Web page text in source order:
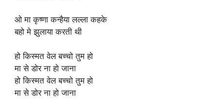
ओ मा कृष्णा कन्हैया लल्ला कहके
बहो मे झुलाया करती थी
हो किस्मत वेल बच्चो तुम हो
मा से डोर ना हो जाना
हो किस्मत वेल बच्चो तुम हो
मा से डोर ना हो जाना